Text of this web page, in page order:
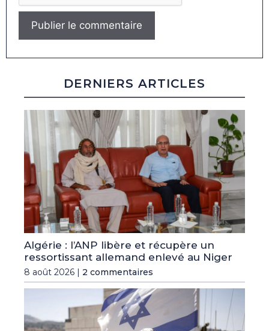
DERNIERS ARTICLES
Algérie : l’ANP libère et récupère un
ressortissant allemand enlevé au Niger
8 août 2026 | 2 commentaires